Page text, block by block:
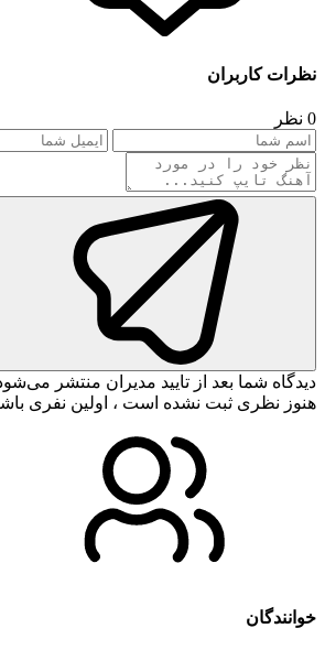
نظرات کاربران
0 نظر
دیدگاه شما بعد از تایید مدیران منتشر
هنوز نظری ثبت نشده است ، اولین نفری
خوانندگان